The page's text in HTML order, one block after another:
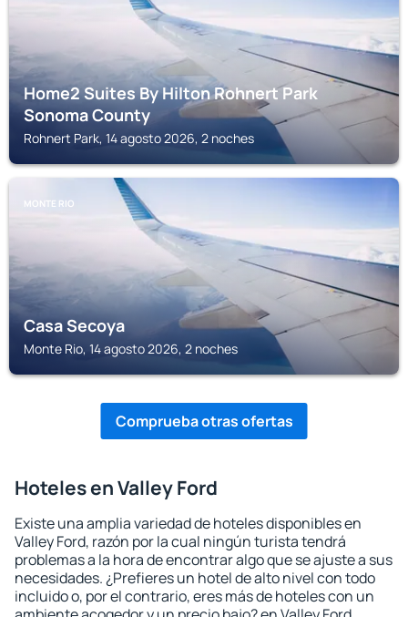
Home2 Suites By Hilton Rohnert Park
Sonoma County
Rohnert Park, 14 agosto 2026, 2 noches
MONTE RIO
Casa Secoya
Monte Rio, 14 agosto 2026, 2 noches
Comprueba otras ofertas
Hoteles en Valley Ford
Existe una amplia variedad de hoteles disponibles en
Valley Ford, razón por la cual ningún turista tendrá
problemas a la hora de encontrar algo que se ajuste a sus
necesidades. ¿Prefieres un hotel de alto nivel con todo
incluido o, por el contrario, eres más de hoteles con un